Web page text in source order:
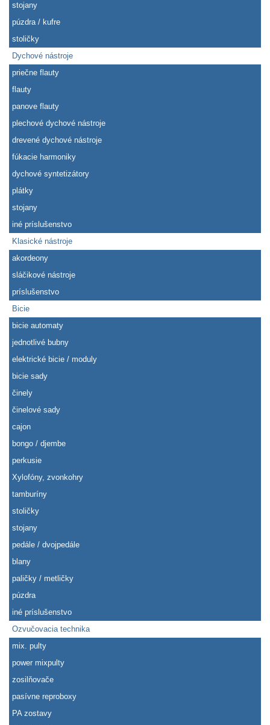
stojany
púzdra / kufre
stoličky
Dychové nástroje
priečne flauty
flauty
panove flauty
plechové dychové nástroje
drevené dychové nástroje
fúkacie harmoniky
dychové syntetizátory
plátky
stojany
iné príslušenstvo
Klasické nástroje
akordeony
sláčikové nástroje
príslušenstvo
Bicie
bicie automaty
jednotlivé bubny
elektrické bicie / moduly
bicie sady
činely
činelové sady
cajon
bongo / djembe
perkusie
Xylofóny, zvonkohry
tamburíny
stoličky
stojany
pedále / dvojpedále
blany
paličky / metličky
púzdra
iné príslušenstvo
Ozvučovacia technika
mix. pulty
power mixpulty
zosilňovače
pasívne reproboxy
PA zostavy